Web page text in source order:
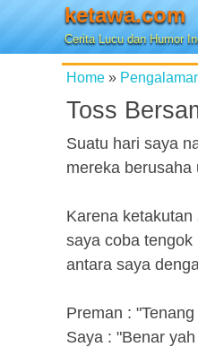
ketawa.com
Cerita Lucu dan Humor
Home »
Toss
Suatu hari saya
mereka
Karena
saya coba
antara saya
Preman :
Saya : "Benar